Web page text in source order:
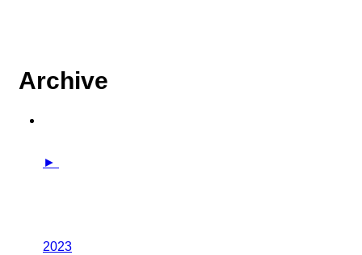
Archive
►
2023